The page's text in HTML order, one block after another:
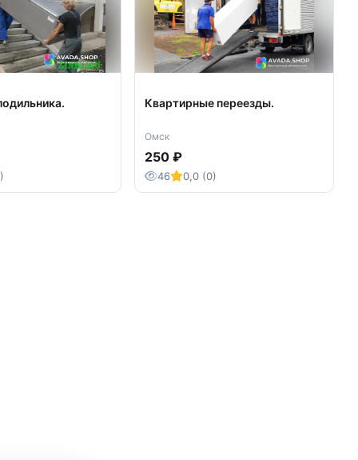
Квартирные переезды.
Омск
250 ₽
46 0,0 (0)